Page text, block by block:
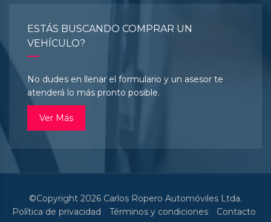
ESTÁS BUSCANDO COMPRAR UN
VEHÍCULO?
No dudes en llenar el formulario y un asesor te
atenderá lo más pronto posible.
Ver Más
©Copyright 2026 Carlos Ropero Automóviles Ltda.
Política de privacidad
Términos y condiciones Contacto